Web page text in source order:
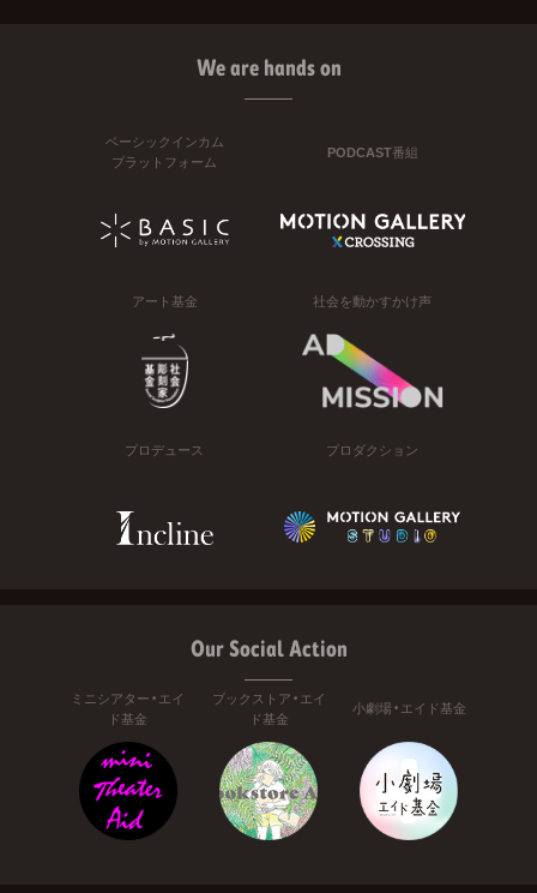
We are hands on
ベーシックインカム
プラットフォーム
PODCAST番組
アート基金 社会を動かすかけ声
プロデュース プロダクション
Our Social Action
ミニシアター・エイ
ド基金
ブックストア・エイ
ド基金
小劇場・エイド基金